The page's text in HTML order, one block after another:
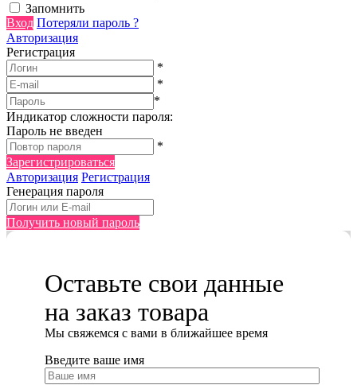
Запомнить
Вход Потеряли пароль ?
Авторизация
Регистрация
*
*
*
Индикатор сложности пароля:
Пароль не введен
*
Зарегистрироваться
Авторизация Регистрация
Генерация пароля
Получить новый пароль
Оставьте свои данные
на заказ товара
Мы cвяжемся с вами в ближайшее время
Введите ваше имя